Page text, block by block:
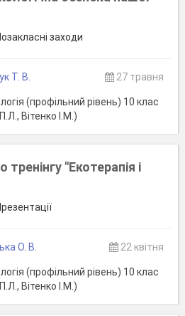
заходи
Т. В. 27 травня
(профільний рівень) 10 клас
Вітенко І.М.)
тренінгу "Екотерапія і
О. В. 22 квітня
(профільний рівень) 10 клас
Вітенко І.М.)